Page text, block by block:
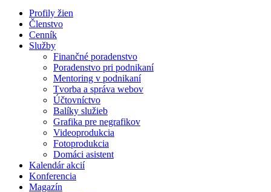
Profily žien
Členstvo
Cenník
Služby
Finančné poradenstvo
Poradenstvo pri podnikaní
Mentoring v podnikaní
Tvorba a správa webov
Účtovníctvo
Balíky služieb
Grafika pre negrafikov
Videoprodukcia
Fotoprodukcia
Domáci asistent
Kalendár akcií
Konferencia
Magazín